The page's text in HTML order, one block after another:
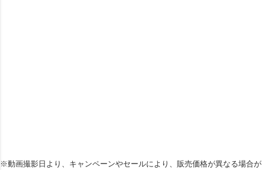
※動画撮影日より、キャンペーンやセールにより、販売価格が異なる場合が